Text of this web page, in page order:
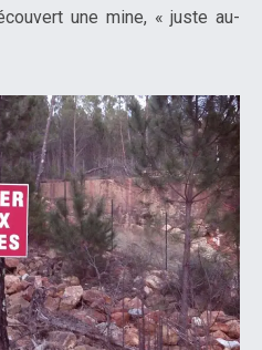
une mine, « juste au-